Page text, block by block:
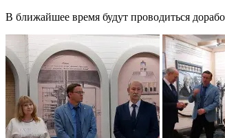
В ближайшее время будут проводиться